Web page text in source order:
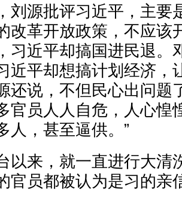
刘源批评习近平，主要
改革开放政策，不应该
习近平却搞国进民退。
近平却想搞计划经济，
还说，不但民心出问题
官员人人自危，人心惶
人，甚至逼供。”
以来，就一直进行大清
官员都被认为是习的亲